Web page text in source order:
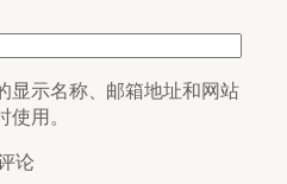
显示名称、邮箱地址和网站
用。
论